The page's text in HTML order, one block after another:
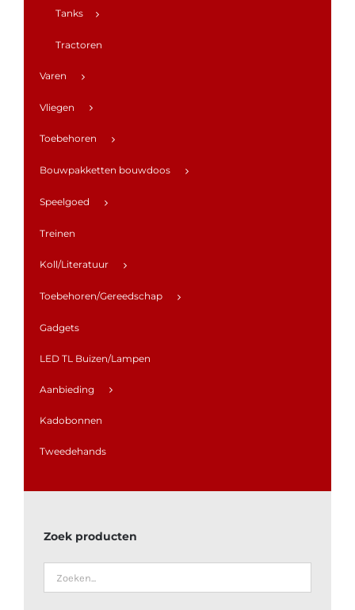
Tanks
Tractoren
Varen
Vliegen
Toebehoren
Bouwpakketten bouwdoos
Speelgoed
Treinen
Koll/Literatuur
Toebehoren/Gereedschap
Gadgets
LED TL Buizen/Lampen
Aanbieding
Kadobonnen
Tweedehands
Zoek producten